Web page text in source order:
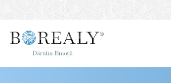
Bijuterii
Inele